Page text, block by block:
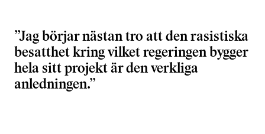
Jag börjar nästan tro att den rasistiska
besatthet kring vilket regeringen bygger
hela sitt projekt är den verkliga
anledningen.